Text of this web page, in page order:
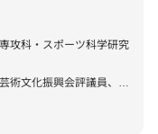
攻科・スポーツ科学研究
術文化振興会評議員、東
を繋ぐ学校作りを実